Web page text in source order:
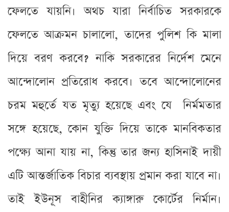
ফেলতে যায়নি। অথচ যারা নির্বাচিত সরকারকে
ফেলতে আক্রমন চালালো, তাদের পুলিশ কি মালা
দিয়ে বরণ করবে? নাকি সরকারের নির্দেশ মেনে
আন্দোলোন প্রতিরোধ করবে। তবে আন্দোলোনের
চরম মহুর্তে যত মৃত্যু হয়েছে এবং যে নির্মমতার
সঙ্গে হয়েছে, কোন যুক্তি দিয়ে তাকে মানবিকতার
পক্ষ্যে আনা যায় না, কিন্তু তার জন্য হাসিনাই দায়ী
এটি আন্তর্জাতিক বিচার ব্যবস্থায় প্রমান করা যাবে না।
তাই ইউনূস বাহীনির ক্যাঙ্গারু কোর্টের নির্মান।